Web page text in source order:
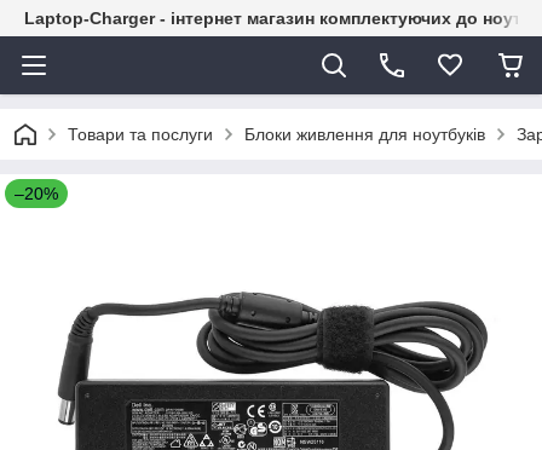
Laptop-Charger - інтернет магазин комплектуючих до
Товари та послуги Блоки живлення для ноутбуків
–20%